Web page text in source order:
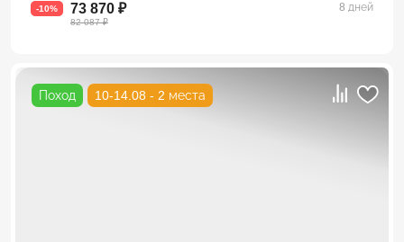
-10% 73 870 ₽
82 087 ₽
8 дней
Поход 10-14.08 - 2 места